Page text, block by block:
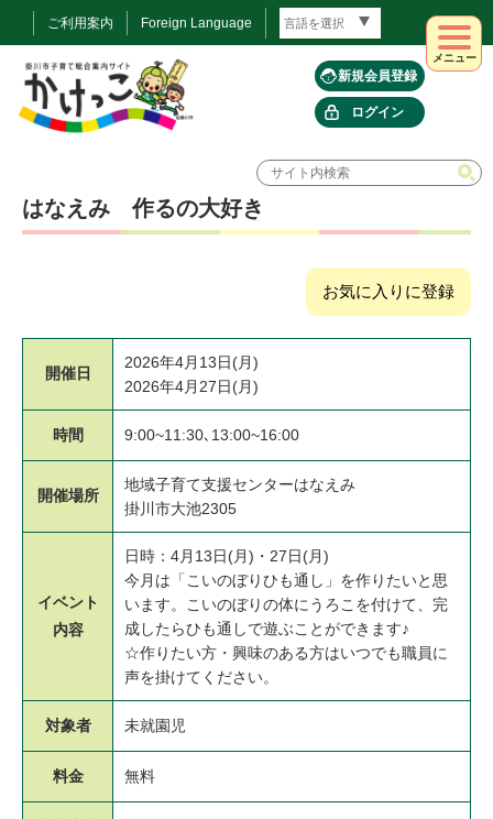
ご利用案内 Foreign Language
新規会員登録
ログイン
メニュー
はなえみ 作るの大好き
お気に入りに登録
開催日
2026年4月13日(月)
2026年4月27日(月)
時間 9:00~11:30､13:00~16:00
開催場所
地域子育て支援センターはなえみ
掛川市大池2305
イベント
内容
日時：4月13日(月)・27日(月)
今月は「こいのぼりひも通し」を作りたいと思
います。こいのぼりの体にうろこを付けて、完
成したらひも通しで遊ぶことができます♪
☆作りたい方・興味のある方はいつでも職員に
声を掛けてください。
対象者 未就園児
料金 無料